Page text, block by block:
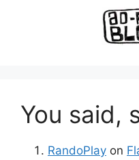
You said,
RandoPlay on